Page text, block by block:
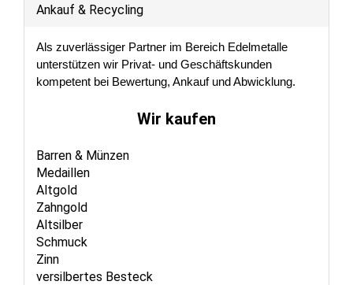
Ankauf & Recycling
Als zuverlässiger Partner im Bereich Edelmetalle
unterstützen wir Privat- und Geschäftskunden
kompetent bei Bewertung, Ankauf und Abwicklung.
Wir kaufen
Barren & Münzen
Medaillen
Altgold
Zahngold
Altsilber
Schmuck
Zinn
versilbertes Besteck